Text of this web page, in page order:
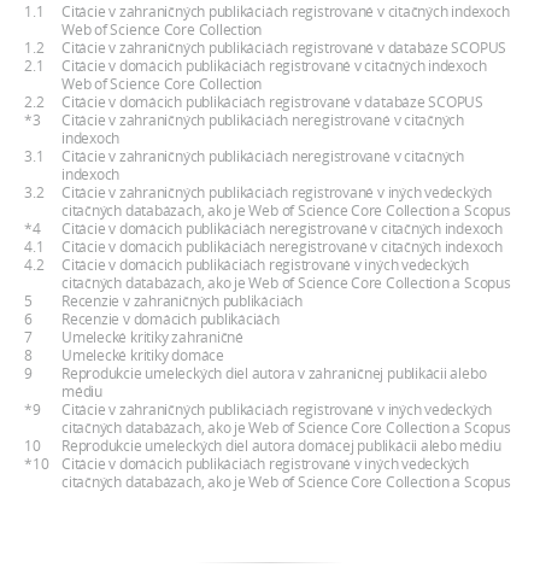
o
n
o
c
h
1.1
Citácie v zahraničných publikáciách registrované v citačných indexoch
Web of Science Core Collection
1.2
Citácie v zahraničných publikáciách registrované v databáze SCOPUS
2.1
Citácie v domácich publikáciách registrované v citačných indexoch
Web of Science Core Collection
2.2
Citácie v domácich publikáciách registrované v databáze SCOPUS
*3
Citácie v zahraničných publikáciách neregistrované v citačných
indexoch
3.1
Citácie v zahraničných publikáciách neregistrované v citačných
indexoch
3.2
Citácie v zahraničných publikáciách registrované v iných vedeckých
citačných databázach, ako je Web of Science Core Collection a Scopus
*4
Citácie v domácich publikáciách neregistrované v citačných indexoch
4.1
Citácie v domácich publikáciách neregistrované v citačných indexoch
4.2
Citácie v domácich publikáciách registrované v iných vedeckých
citačných databázach, ako je Web of Science Core Collection a Scopus
5
Recenzie v zahraničných publikáciách
6
Recenzie v domácich publikáciách
7
Umelecké kritiky zahraničné
8
Umelecké kritiky domáce
9
Reprodukcie umeleckých diel autora v zahraničnej publikácii alebo
médiu
*9
Citácie v zahraničných publikáciách registrované v iných vedeckých
citačných databázach, ako je Web of Science Core Collection a Scopus
10
Reprodukcie umeleckých diel autora domácej publikácii alebo médiu
*10
Citácie v domácich publikáciách registrované v iných vedeckých
citačných databázach, ako je Web of Science Core Collection a Scopus